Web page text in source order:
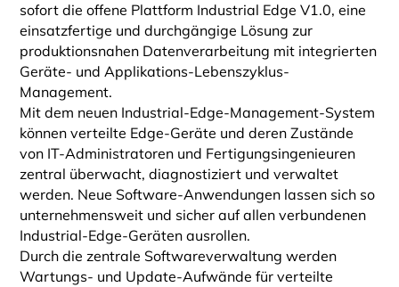
sofort die offene Plattform Industrial Edge V1.0, eine
einsatzfertige und durchgängige Lösung zur
produktionsnahen Datenverarbeitung mit integrierten
Geräte- und Applikations-Lebenszyklus-
Management.
Mit dem neuen Industrial-Edge-Management-System
können verteilte Edge-Geräte und deren Zustände
von IT-Administratoren und Fertigungsingenieuren
zentral überwacht, diagnostiziert und verwaltet
werden. Neue Software-Anwendungen lassen sich so
unternehmensweit und sicher auf allen verbundenen
Industrial-Edge-Geräten ausrollen.
Durch die zentrale Softwareverwaltung werden
Wartungs- und Update-Aufwände für verteilte